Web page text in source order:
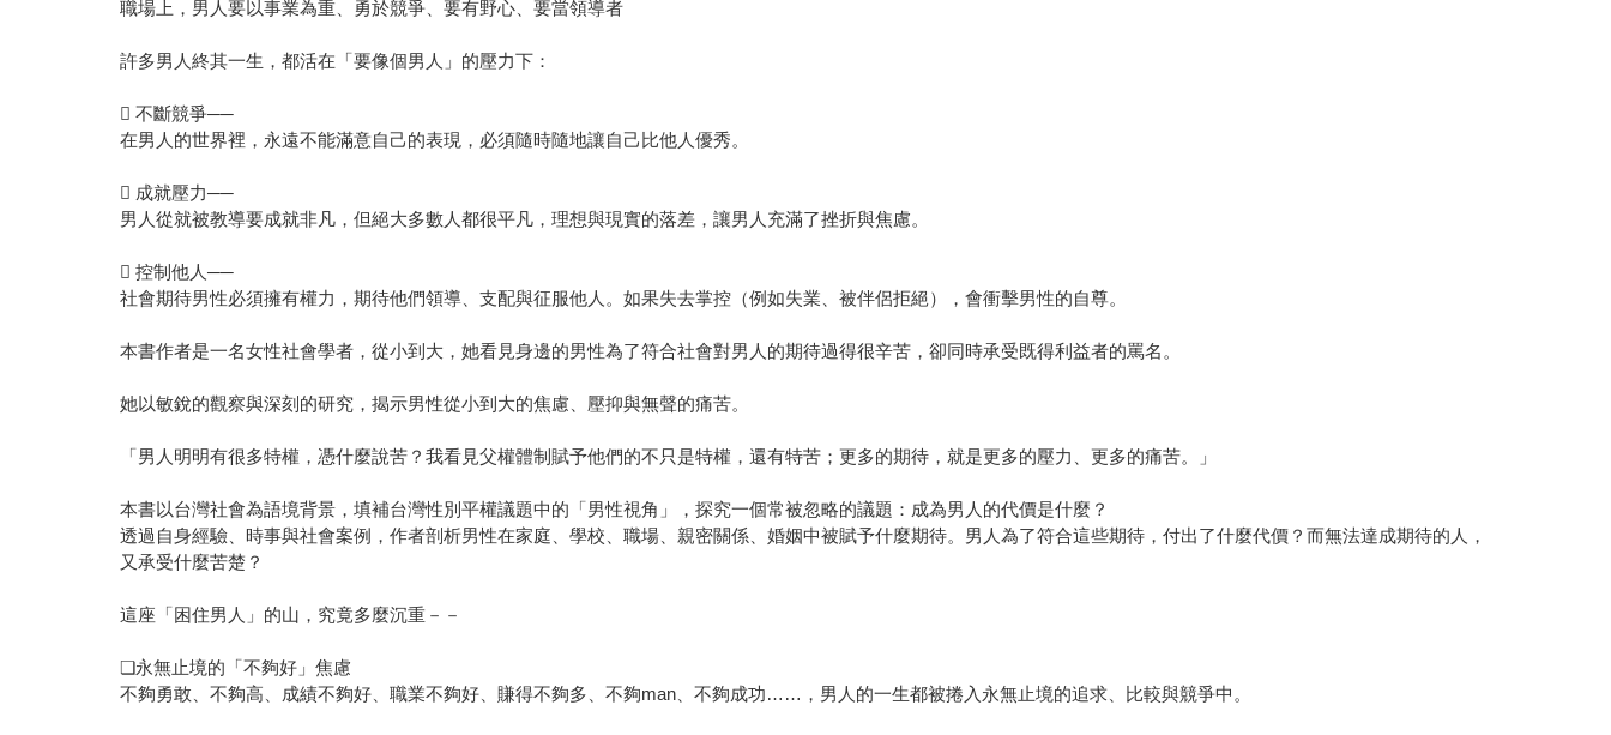
職場上，男人要以事業為重、勇於競爭、要有野心、要當領導者
許多男人終其一生，都活在「要像個男人」的壓力下：
 不斷競爭──
在男人的世界裡，永遠不能滿意自己的表現，必須隨時隨地讓自己比他人優秀。
 成就壓力──
男人從就被教導要成就非凡，但絕大多數人都很平凡，理想與現實的落差，讓男人充滿了挫折與焦慮。
 控制他人──
社會期待男性必須擁有權力，期待他們領導、支配與征服他人。如果失去掌控（例如失業、被伴侶拒絕），會衝擊男性的自尊。
本書作者是一名女性社會學者，從小到大，她看見身邊的男性為了符合社會對男人的期待過得很辛苦，卻同時承受既得利益者的罵名。
她以敏銳的觀察與深刻的研究，揭示男性從小到大的焦慮、壓抑與無聲的痛苦。
「男人明明有很多特權，憑什麼說苦？我看見父權體制賦予他們的不只是特權，還有特苦；更多的期待，就是更多的壓力、更多的痛苦。」
本書以台灣社會為語境背景，填補台灣性別平權議題中的「男性視角」，探究一個常被忽略的議題：成為男人的代價是什麼？
透過自身經驗、時事與社會案例，作者剖析男性在家庭、學校、職場、親密關係、婚姻中被賦予什麼期待。男人為了符合這些期待，付出了什麼代價？而無法達成期待的人，
又承受什麼苦楚？
這座「困住男人」的山，究竟多麼沉重－－
❏永無止境的「不夠好」焦慮
不夠勇敢、不夠高、成績不夠好、職業不夠好、賺得不夠多、不夠man、不夠成功……，男人的一生都被捲入永無止境的追求、比較與競爭中。